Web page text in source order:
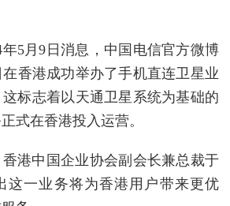
年5月9日消息，中国电信官方微博
香港成功举办了手机直连卫星业
标志着以天通卫星系统为基础的
式在香港投入运营。
港中国企业协会副会长兼总裁于
这一业务将为香港用户带来更优